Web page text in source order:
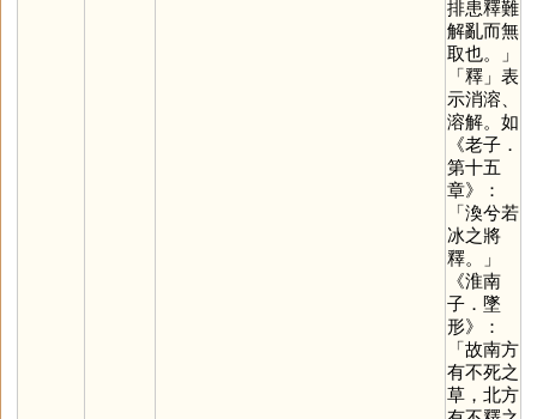
排患釋難
解亂而無
取也。」
「釋」表
示消溶、
溶解。如
《老子．
第十五
章》：
「渙兮若
冰之將
釋。」
《淮南
子．墜
形》：
「故南方
有不死之
草，北方